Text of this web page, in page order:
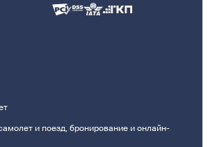
и поезд, бронирование и онлайн-